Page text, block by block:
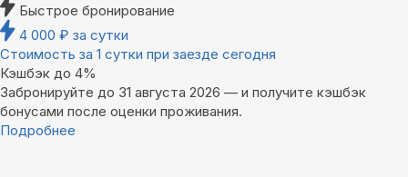
Быстрое бронирование
4 000 ₽ за сутки
Стоимость за 1 сутки при заезде сегодня
Кэшбэк до 4%
Забронируйте до 31 августа 2026 — и получите кэшбэк
бонусами после оценки проживания.
Подробнее